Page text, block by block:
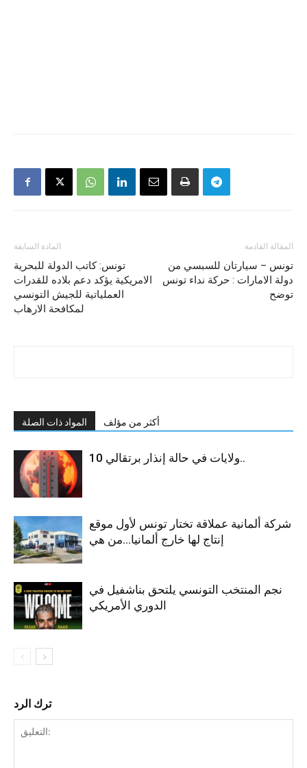
المادة السابقة
تونس: كاتب الدولة للبحرية
الامريكية يؤكد دعم بلاده للقدرات
العملياتية للجيش التونسي
لمكافحة الارهاب
المقالة القادمة
تونس – سيارتان للسبسي من
دولة الامارات : حركة نداء تونس
توضح
المواد ذات الصلة أكثر من مؤلف
10 ولايات في حالة إنذار برتقالي..
شركة ألمانية عملاقة تختار تونس لأول موقع
إنتاج لها خارج ألمانيا…من هي
نجم المنتخب التونسي يلتحق بناشفيل في
الدوري الأمريكي
ترك الرد